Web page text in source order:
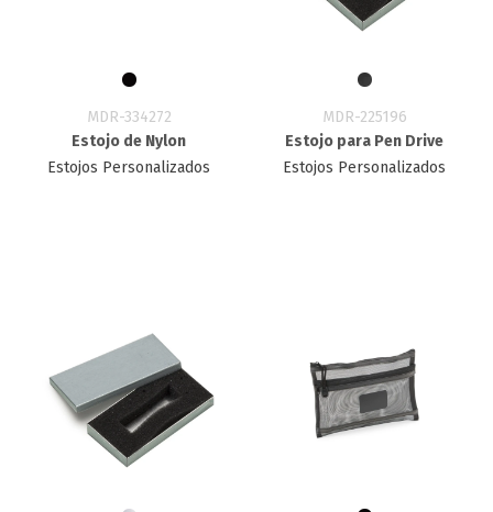
MDR-334272
Estojo de Nylon
Estojos Personalizados
MDR-225196
Estojo para Pen Drive
Estojos Personalizados